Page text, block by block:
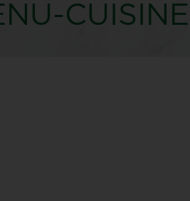
CUISINE